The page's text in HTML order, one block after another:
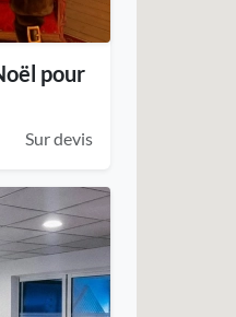
pour
Sur devis